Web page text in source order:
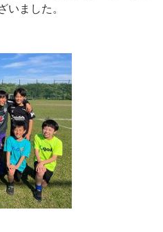
ました。